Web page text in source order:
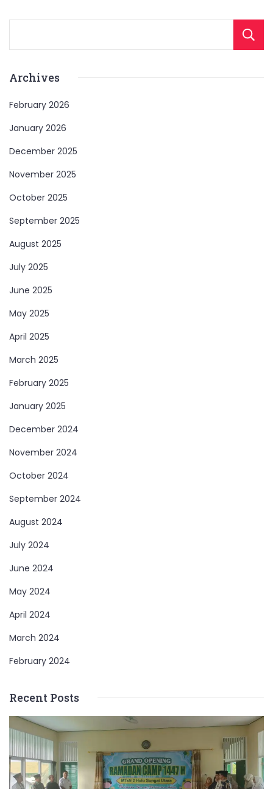
Archives
February 2026
January 2026
December 2025
November 2025
October 2025
September 2025
August 2025
July 2025
June 2025
May 2025
April 2025
March 2025
February 2025
January 2025
December 2024
November 2024
October 2024
September 2024
August 2024
July 2024
June 2024
May 2024
April 2024
March 2024
February 2024
Recent Posts